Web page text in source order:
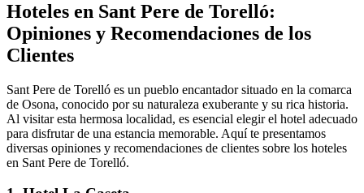
Hoteles en Sant Pere de Torelló:
Opiniones y Recomendaciones de los
Clientes
Sant Pere de Torelló es un pueblo encantador situado en la comarca
de Osona, conocido por su naturaleza exuberante y su rica historia.
Al visitar esta hermosa localidad, es esencial elegir el hotel adecuado
para disfrutar de una estancia memorable. Aquí te presentamos
diversas opiniones y recomendaciones de clientes sobre los hoteles
en Sant Pere de Torelló.